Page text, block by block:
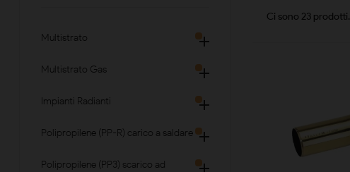
Multistrato 
Multistrato Gas 
Impianti Radianti 
Polipropilene (PP-R) carico a saldare 
Polipropilene (PP3) scarico ad

Ci sono 23 prodotti.